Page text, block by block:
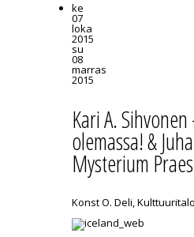
ke
07
loka
2015
su
08
marras
2015
Kari A. Sihvonen
olemassa! &
Mysterium
Konst O. Deli,